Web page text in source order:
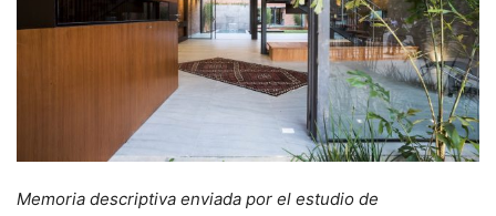
Memoria descriptiva enviada por el estudio de